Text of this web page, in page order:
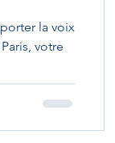
la voix
votre